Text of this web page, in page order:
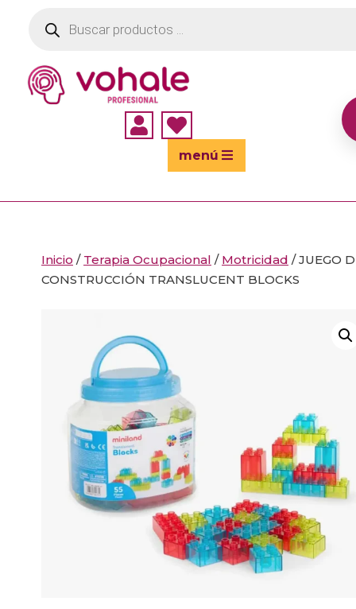
productos
 
menú
Inicio / Terapia Ocupacional / Motricidad / JUEGO
CONSTRUCCIÓN TRANSLUCENT BLOCKS